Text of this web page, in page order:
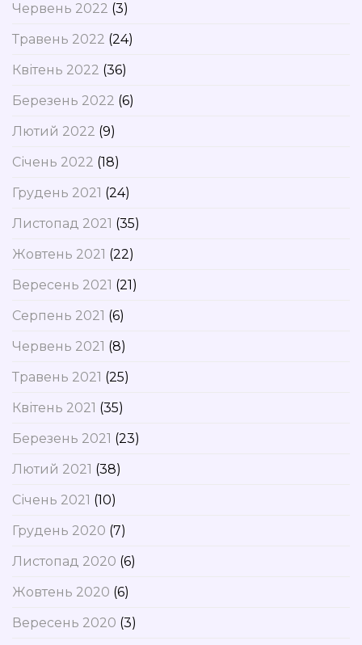
Червень 2022 (3)
Травень 2022 (24)
Квітень 2022 (36)
Березень 2022 (6)
Лютий 2022 (9)
Січень 2022 (18)
Грудень 2021 (24)
Листопад 2021 (35)
Жовтень 2021 (22)
Вересень 2021 (21)
Серпень 2021 (6)
Червень 2021 (8)
Травень 2021 (25)
Квітень 2021 (35)
Березень 2021 (23)
Лютий 2021 (38)
Січень 2021 (10)
Грудень 2020 (7)
Листопад 2020 (6)
Жовтень 2020 (6)
Вересень 2020 (3)